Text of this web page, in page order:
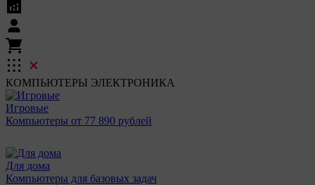
КОМПЬЮТЕРЫ ЭЛЕКТРОНИКА
Игровые
Компьютеры от 77 890 рублей
Для дома
Компьютеры для базовых задач